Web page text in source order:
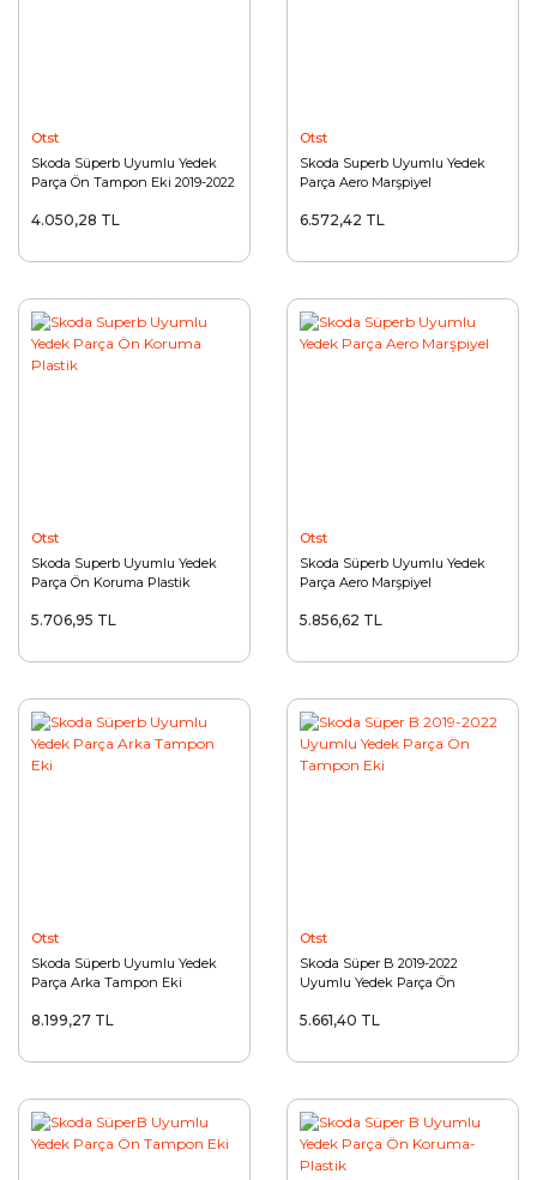
Otst
Skoda Süperb Uyumlu Yedek
Parça Ön Tampon Eki 2019-2022
4.050,28 TL
Otst
Skoda Superb Uyumlu Yedek
Parça Aero Marşpiyel
6.572,42 TL
Otst
Skoda Superb Uyumlu Yedek
Parça Ön Koruma Plastik
5.706,95 TL
Otst
Skoda Süperb Uyumlu Yedek
Parça Aero Marşpiyel
5.856,62 TL
Otst
Skoda Süperb Uyumlu Yedek
Parça Arka Tampon Eki
8.199,27 TL
Otst
Skoda Süper B 2019-2022
Uyumlu Yedek Parça Ön
5.661,40 TL